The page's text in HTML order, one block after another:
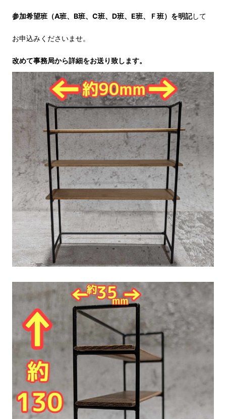
参加希望班（A班、B班、C班、Ⅾ班、E班、Ｆ班）を明記して
お申込みくださいませ。
改めて事務局から詳細をお送り致します。